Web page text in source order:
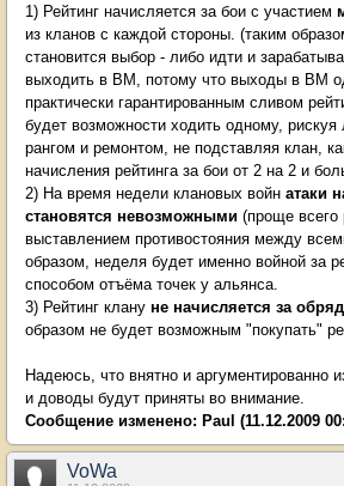
1) Рейтинг начисляется за бои с участием
из кланов с каждой стороны. (таким
становится выбор - либо идти и
выходить в ВМ, потому что выходы в ВМ
практически гарантированным сливом
будет возможности ходить одному,
рангом и ремонтом, не подставляя клан,
начисления рейтинга за бои от 2 на 2 и
2) На время недели клановых войн атаки
становятся невозможными (проще всего
выставлением противостояния между
образом, неделя будет именно войной за
способом отъёма точек у альянса.
3) Рейтинг клану не начисляется за
образом не будет возможным "покупать"
Надеюсь, что внятно и аргументированно
и доводы будут приняты во внимание.
Сообщение изменено: Paul (11.12.2009
VoWa